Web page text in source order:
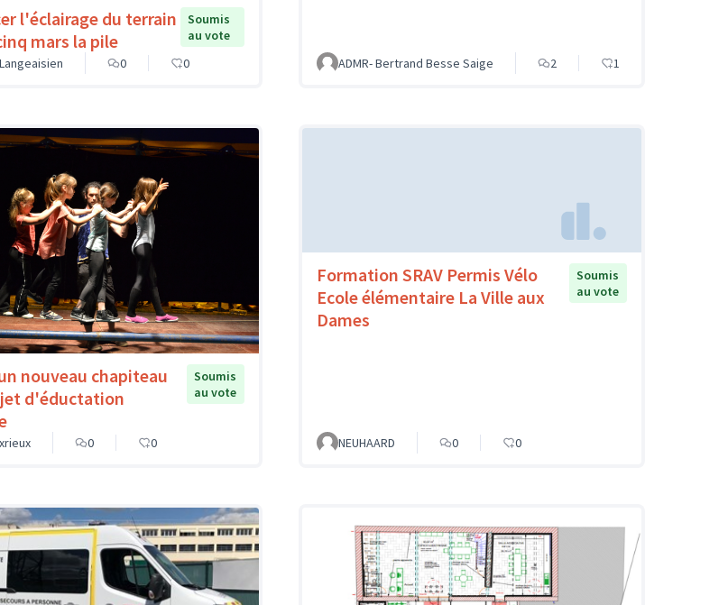
l'éclairage du terrain
mars la pile
Soumis
au vote
0 0 ADMR- Bertrand Besse Saige 2 1
nouveau chapiteau
d'éductation
Soumis
au vote
0 0
Formation SRAV Permis Vélo
Ecole élémentaire La Ville aux
Dames
Soumis
au vote
NEUHAARD 0 0